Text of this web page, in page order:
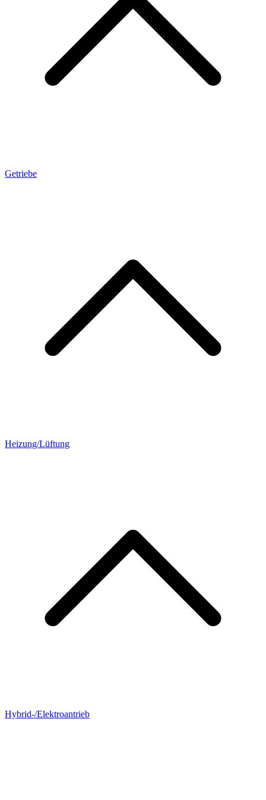
Getriebe
Heizung/Lüftung
Hybrid-/Elektroantrieb